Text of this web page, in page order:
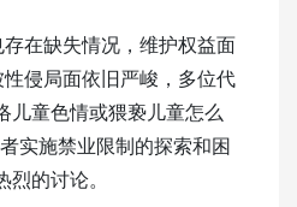
在缺失情况，维护权益面
侵局面依旧严峻，多位代
儿童色情或猥亵儿童怎么
实施禁业限制的探索和困
的讨论。